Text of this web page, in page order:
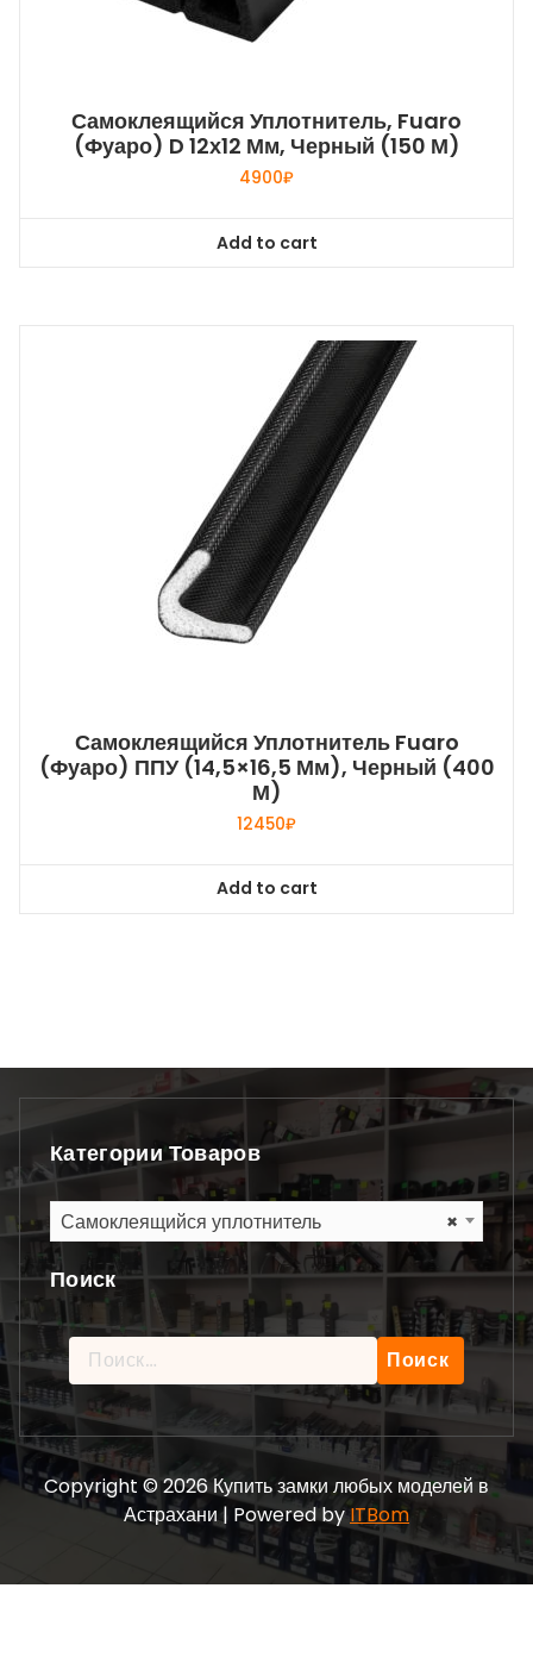
Самоклеящийся Уплотнитель, Fuaro
(Фуаро) D 12х12 Мм, Черный (150 М)
4900₽
Add to cart
Самоклеящийся Уплотнитель Fuaro
(Фуаро) ППУ (14,5×16,5 Мм), Черный (400
М)
12450₽
Add to cart
Категории Товаров
×
Самоклеящийся уплотнитель
Поиск
Найти:
Copyright © 2026 Купить замки любых моделей в
Астрахани | Powered byITBom